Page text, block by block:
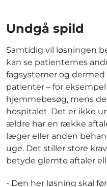
Undgå spild
Samtidig vil løsningen
kan se patienternes
fagsystemer og
patienter – for
hjemmebesøg, mens
hospitalet. Det er ikke
ældre har en række
læger eller anden
uge. Det stiller store
betyde glemte aftaler
- Den her løsning skal